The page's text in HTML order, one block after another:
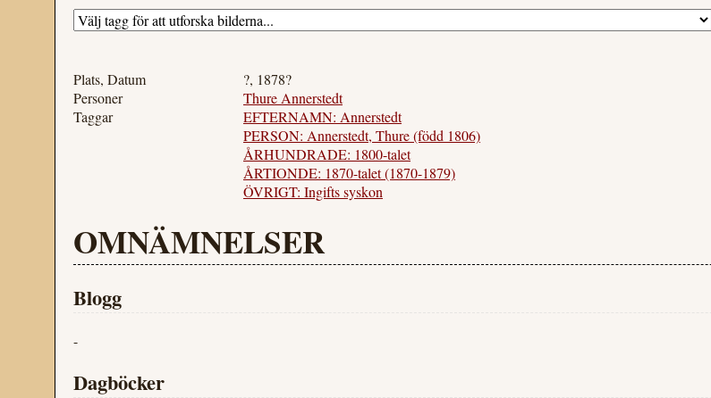
Plats, Datum
?, 1878?
Personer
Thure Annerstedt
Taggar
EFTERNAMN: Annerstedt
PERSON: Annerstedt, Thure (född 1806)
ÅRHUNDRADE: 1800-talet
ÅRTIONDE: 1870-talet (1870-1879)
ÖVRIGT: Ingifts syskon
OMNÄMNELSER
Blogg
-
Dagböcker